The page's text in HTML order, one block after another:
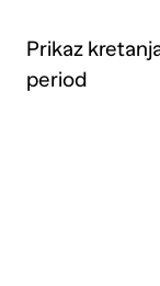
Prikaz
period